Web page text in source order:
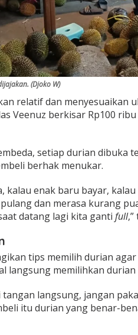
(Djoko W)
relatif dan menyesuaikan
Veenuz berkisar Rp100
setiap durian dibuka
berhak menukar.
kalau enak baru bayar,
dan merasa kurang
datang lagi kita ganti full,”
tips memilih durian
langsung memilihkan
langsung, jangan
itu durian yang benar-